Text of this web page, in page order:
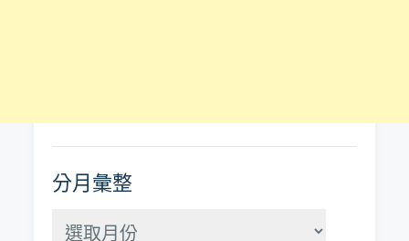
分月彙整
分